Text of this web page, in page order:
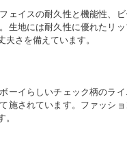
ェイスの耐久性と機能性、
生地には耐久性に優れたリ
さを備えています。
ーイらしいチェック柄のラ
施されています。ファッシ